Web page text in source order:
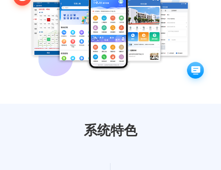
数字佳信公众号 云高招新
系统特色